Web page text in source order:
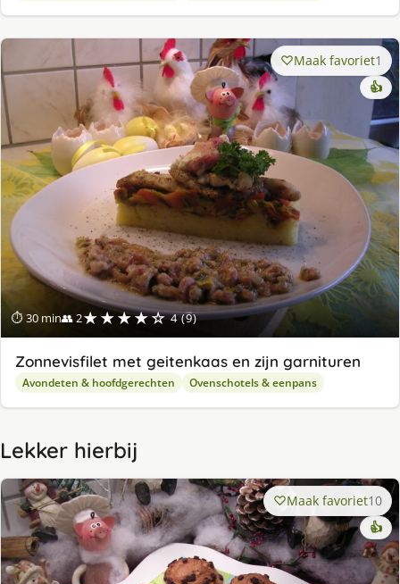
⏱ 30 min👥 2★★★★☆ 4 (9)
Maak favoriet1
👍
Zonnevisfilet met geitenkaas en zijn garnituren
Avondeten & hoofdgerechten Ovenschotels & eenpans
Lekker hierbij
Maak favoriet10
👍